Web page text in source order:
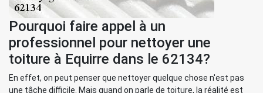
Pourquoi faire appel à un
professionnel pour nettoyer une
toiture à Equirre dans le 62134?
En effet, on peut penser que nettoyer quelque chose n'est pas
une tâche difficile. Mais quand on parle de toiture, la réalité est